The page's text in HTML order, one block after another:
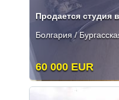
Продается студия
Болгария /
60 000 EUR